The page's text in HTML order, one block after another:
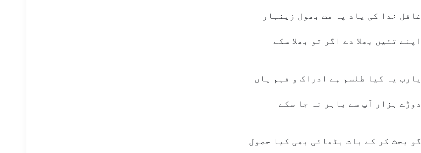
غافل خدا کی یاد پہ مت بھول زینہار
اپنے تئیں بھلا دے اگر تو بھلا سکے
یارب یہ کیا طلسم ہے ادراک و فہم یاں
دوڑے ہزار آپ سے باہر نہ جا سکے
گو بحث کر کے بات بٹھائی بھی کیا حصول